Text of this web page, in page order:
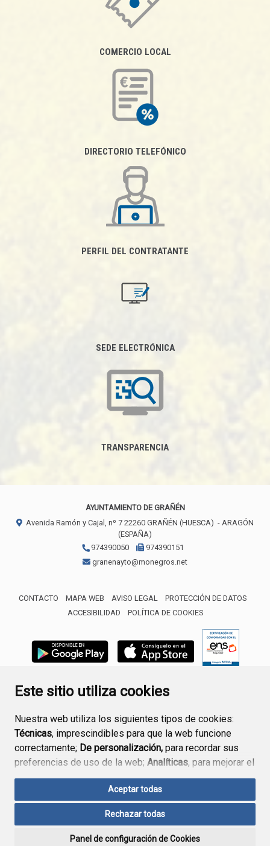
Este sitio utiliza cookies
Nuestra web utiliza los siguientes tipos de cookies:
Técnicas, imprescindibles para que la web funcione
correctamente; De personalización, para recordar sus
preferencias de uso de la web; Analíticas, para mejorar el
funcionamiento de la web y sus servicios.
Si acepta pulsando el botón“Aceptar todas”
consideramos que acepta su uso. Si pulsa el botón
Aceptar todas
Rechazar todas
Panel de configuración de Cookies
COMERCIO LOCAL
DIRECTORIO TELEFÓNICO
PERFIL DEL CONTRATANTE
SEDE ELECTRÓNICA
TRANSPARENCIA
AYUNTAMIENTO DE GRAÑÉN
Avenida Ramón y Cajal, nº 7 22260 GRAÑÉN (HUESCA) - ARAGÓN
(ESPAÑA)
974390050
974390151
granenayto@monegros.net
CONTACTO MAPA WEB AVISO LEGAL
PROTECCIÓN DE DATOS
ACCESIBILIDAD
POLÍTICA DE COOKIES